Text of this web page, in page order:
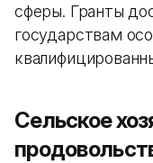
сферы. Гранты
государствам
Сельское